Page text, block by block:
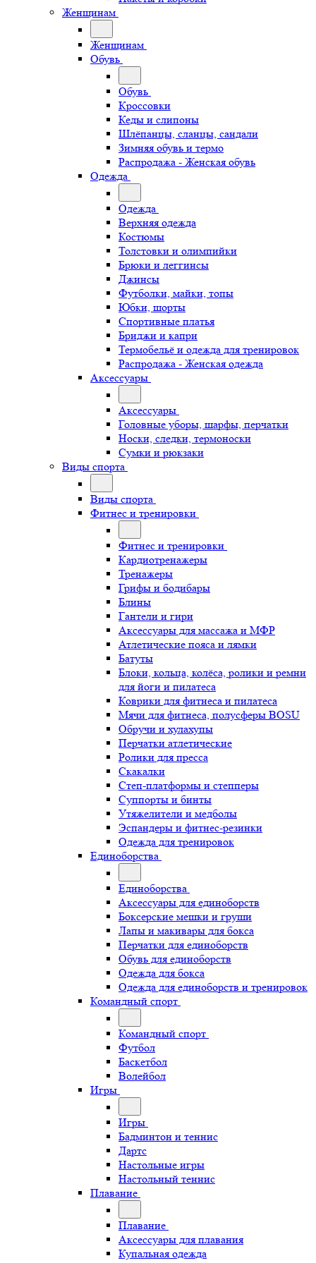
Женщинам
Женщинам
Обувь
Обувь
Кроссовки
Кеды и слипоны
Шлёпанцы, сланцы, сандали
Зимняя обувь и термо
Распродажа - Женская обувь
Одежда
Одежда
Верхняя одежда
Костюмы
Толстовки и олимпийки
Брюки и леггинсы
Джинсы
Футболки, майки, топы
Юбки, шорты
Спортивные платья
Бриджи и капри
Термобельё и одежда для тренировок
Распродажа - Женская одежда
Аксессуары
Аксессуары
Головные уборы, шарфы, перчатки
Носки, следки, термоноски
Сумки и рюкзаки
Виды спорта
Виды спорта
Фитнес и тренировки
Фитнес и тренировки
Кардиотренажеры
Тренажеры
Грифы и бодибары
Блины
Гантели и гири
Аксессуары для массажа и МФР
Атлетические пояса и лямки
Батуты
Блоки, кольца, колёса, ролики и ремни
для йоги и пилатеса
Коврики для фитнеса и пилатеса
Мячи для фитнеса, полусферы BOSU
Обручи и хулахупы
Перчатки атлетические
Ролики для пресса
Скакалки
Степ-платформы и степперы
Суппорты и бинты
Утяжелители и медболы
Эспандеры и фитнес-резинки
Одежда для тренировок
Единоборства
Единоборства
Аксессуары для единоборств
Боксерские мешки и груши
Лапы и макивары для бокса
Перчатки для единоборств
Обувь для единоборств
Одежда для бокса
Одежда для единоборств и тренировок
Командный спорт
Командный спорт
Футбол
Баскетбол
Волейбол
Игры
Игры
Бадминтон и теннис
Дартс
Настольные игры
Настольный теннис
Плавание
Плавание
Аксессуары для плавания
Купальная одежда